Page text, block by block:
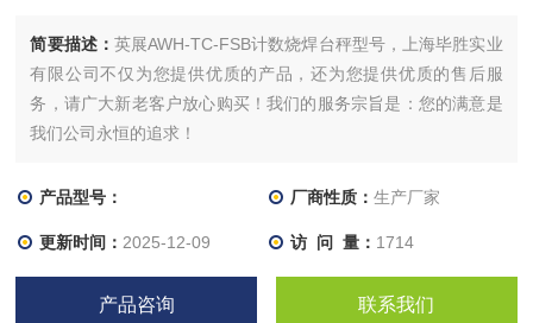
简要描述： 英展AWH-TC-FSB计数烧焊台秤型号，上海毕胜实业
有限公司不仅为您提供优质的产品，还为您提供优质的售后服
务，请广大新老客户放心购买！我们的服务宗旨是：您的满意是
我们公司永恒的追求！
产品型号： 厂商性质： 生产厂家
更新时间： 2025-12-09 访 问 量： 1714
产品咨询 联系我们